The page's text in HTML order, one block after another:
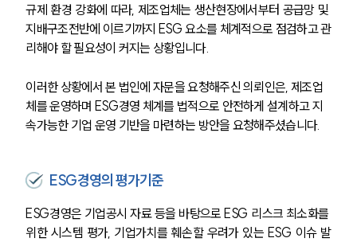
규제 환경 강화에 따라, 제조업체는 생산현장에서부터 공급망 및
지배구조전반에 이르기까지 ESG 요소를 체계적으로 점검하고 관
리해야 할 필요성이 커지는 상황입니다.
이러한 상황에서 본 법인에 자문을 요청해주신 의뢰인은, 제조업
체를 운영하며 ESG경영 체계를 법적으로 안전하게 설계하고 지
속가능한 기업 운영 기반을 마련하는 방안을 요청해주셨습니다.
ESG경영의 평가기준
ESG경영은 기업공시 자료 등을 바탕으로 ESG 리스크 최소화를
위한 시스템 평가, 기업가치를 훼손할 우려가 있는 ESG 이슈 발